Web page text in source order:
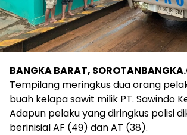
BANGKA BARAT,
Tempilang meringkus dua orang
buah kelapa sawit milik PT. Sawindo
Adapun pelaku yang diringkus polisi
berinisial AF (49) dan AT (38).